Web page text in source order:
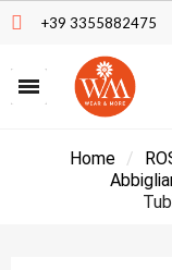
+39 3355882475
Home